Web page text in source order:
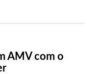
AMV com o